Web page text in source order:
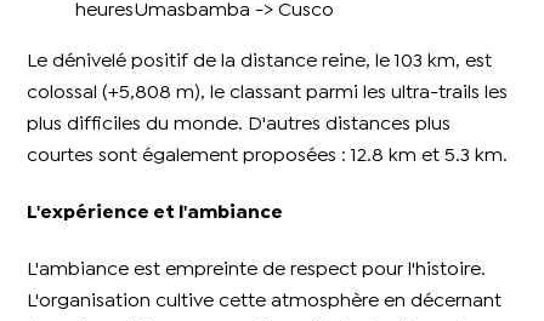
heuresUmasbamba -> Cusco
Le dénivelé positif de la distance reine, le 103 km, est
colossal (+5,808 m), le classant parmi les ultra-trails les
plus difficiles du monde. D'autres distances plus
courtes sont également proposées : 12.8 km et 5.3 km.
L'expérience et l'ambiance
L'ambiance est empreinte de respect pour l'histoire.
L'organisation cultive cette atmosphère en décernant